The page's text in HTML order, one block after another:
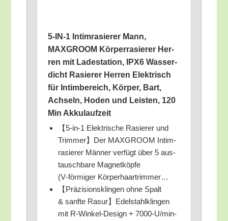
5‑IN‑1 Intim­ra­sie­rer Mann,
MAXGROOM Kör­per­ra­sie­rer Her­
ren mit Lade­sta­ti­on, IPX6 Was­ser­
dicht Rasie­rer Her­ren Elek­trisch
für Intim­be­reich, Kör­per, Bart,
Ach­seln, Hoden und Leis­ten, 120
Min Akkulaufzeit
【5‑in‑1 Elek­tri­sche Rasie­rer und
Trimmer】Der MAXGROOM Intim­
ra­sie­rer Män­ner ver­fügt über 5 aus­
tausch­ba­re Magnet­köp­fe
(V‑förmiger Körperhaartrimmer…
【Prä­zi­si­ons­klin­gen ohne Spalt
& sanf­te Rasur】Edelstahlklingen
mit R‑Win­kel-Design + 7000‑U/­min-